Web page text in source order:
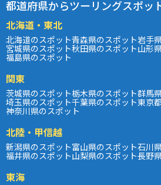
都道府県からツーリングスポッ
北海道・東北
北海道のスポット青森県のスポット岩手
宮城県のスポット秋田県のスポット山形
福島県のスポット
関東
茨城県のスポット栃木県のスポット群馬
埼玉県のスポット千葉県のスポット東京
神奈川県のスポット
北陸・甲信越
新潟県のスポット富山県のスポット石川
福井県のスポット山梨県のスポット長野
東海